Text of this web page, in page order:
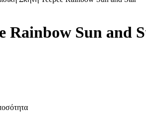
Rainbow Sun and